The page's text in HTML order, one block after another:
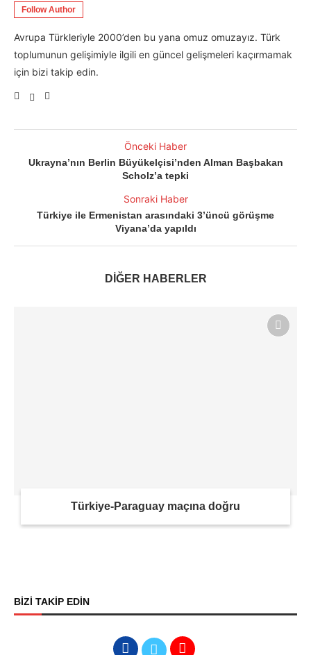
Follow Author
Avrupa Türkleriyle 2000’den bu yana omuz omuzayız. Türk
toplumunun gelişimiyle ilgili en güncel gelişmeleri kaçırmamak
için bizi takip edin.
Önceki Haber
Ukrayna’nın Berlin Büyükelçisi’nden Alman Başbakan
Scholz’a tepki
Sonraki Haber
Türkiye ile Ermenistan arasındaki 3’üncü görüşme
Viyana’da yapıldı
DİĞER HABERLER
Türkiye-Paraguay maçına doğru
BİZİ TAKİP EDİN